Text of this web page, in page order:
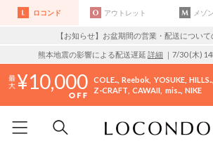
ロコンド アウトレット メゾン
【お知らせ】お盆期間の営業・配送について
熊本地震の影響による配送遅延 詳細 ｜7/30 (木)
10,000 COLE.. Reebok YOSUKE HILLS..
Z-CRAFT CAWAII mis.. NIKE